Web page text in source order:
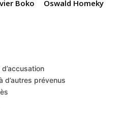
Boko Oswald Homeky
d’autres prévenus